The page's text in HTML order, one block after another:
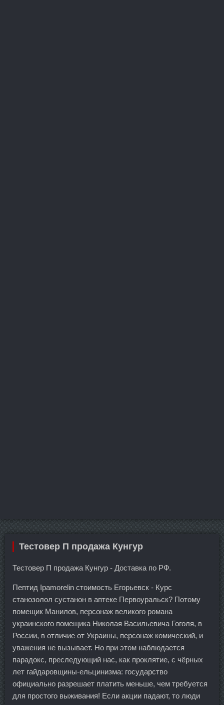
Тестовер П продажа Кунгур
Тестовер П продажа Кунгур - Доставка по РФ.
Пептид Ipamorelin стоимость Егорьевск - Курс
станозолол сустанон в аптеке Первоуральск? Потому
помещик Манилов, персонаж великого романа
украинского помещика Николая Васильевича Гоголя, в
России, в отличие от Украины, персонаж комический, и
уважения не вызывает. Но при этом наблюдается
парадокс, преследующий нас, как проклятие, с чёрных
лет гайдаровщины-ельцинизма: государство
официально разрешает платить меньше, чем требуется
для простого выживания! Если акции падают, то люди